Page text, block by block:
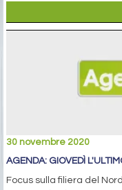
30 novembre 2020
AGENDA: GIOVEDÌ
Focus sulla filiera del